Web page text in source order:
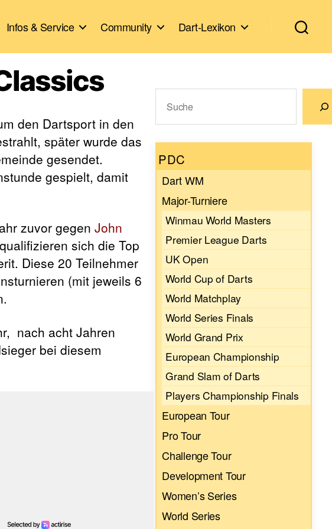
Infos & Service Community Dart-Lexikon
den Dartsport in den
später wurde das
gesendet.
gespielt, damit
zuvor gegen John
sich die Top
Diese 20 Teilnehmer
(mit jeweils 6
nach acht Jahren
bei diesem
PDC
Dart WM
Major-Turniere
Winmau World Masters
Premier League Darts
UK Open
World Cup of Darts
World Matchplay
World Series Finals
World Grand Prix
European Championship
Grand Slam of Darts
Players Championship Finals
European Tour
Pro Tour
Challenge Tour
Development Tour
Women’s Series
World Series